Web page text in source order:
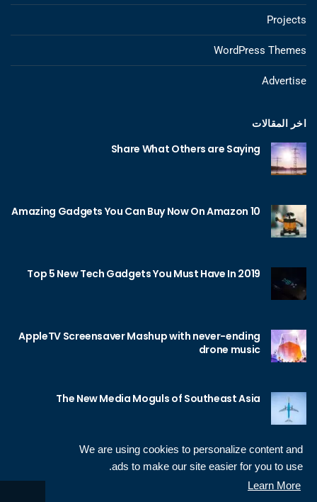
We are using cookies to personalize content and
ads to make our site easier for you to use.
Learn More
Projects
WordPress Themes
Advertise
اخر المقالات
Share What Others are Saying
10 Amazing Gadgets You Can Buy Now On Amazon
Top 5 New Tech Gadgets You Must Have In 2019
AppleTV Screensaver Mashup with never-ending
drone music
The New Media Moguls of Southeast Asia